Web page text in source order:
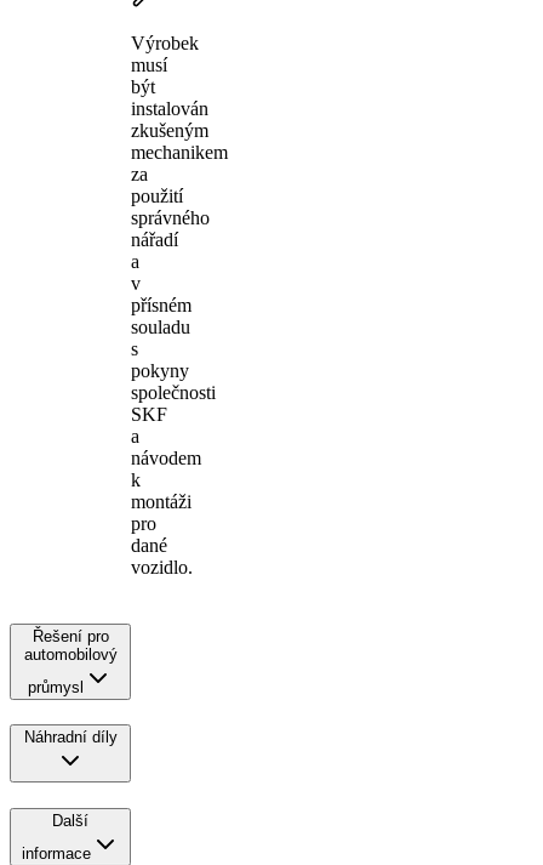
Výrobek
musí
být
instalován
zkušeným
mechanikem
za
použití
správného
nářadí
a
v
přísném
souladu
s
pokyny
společnosti
SKF
a
návodem
k
montáži
pro
dané
vozidlo.
Řešení pro
automobilový
průmysl
Náhradní díly
Další
informace